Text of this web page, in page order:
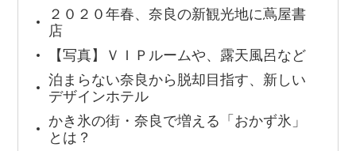
２０２０年春、奈良の新観光地に蔦屋書
店
【写真】ＶＩＰルームや、露天風呂など
泊まらない奈良から脱却目指す、新しい
デザインホテル
かき氷の街・奈良で増える「おかず氷」
とは？